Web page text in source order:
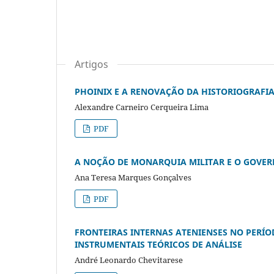
Artigos
PHOINIX E A RENOVAÇÃO DA HISTORIOGRAFIA
Alexandre Carneiro Cerqueira Lima
PDF
A NOÇÃO DE MONARQUIA MILITAR E O
Ana Teresa Marques Gonçalves
PDF
FRONTEIRAS INTERNAS ATENIENSES NO
INSTRUMENTAIS TEÓRICOS DE ANÁLISE
André Leonardo Chevitarese